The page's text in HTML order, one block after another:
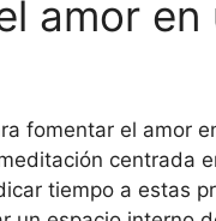
amor en
fomentar el amor
centrada
tiempo a estas